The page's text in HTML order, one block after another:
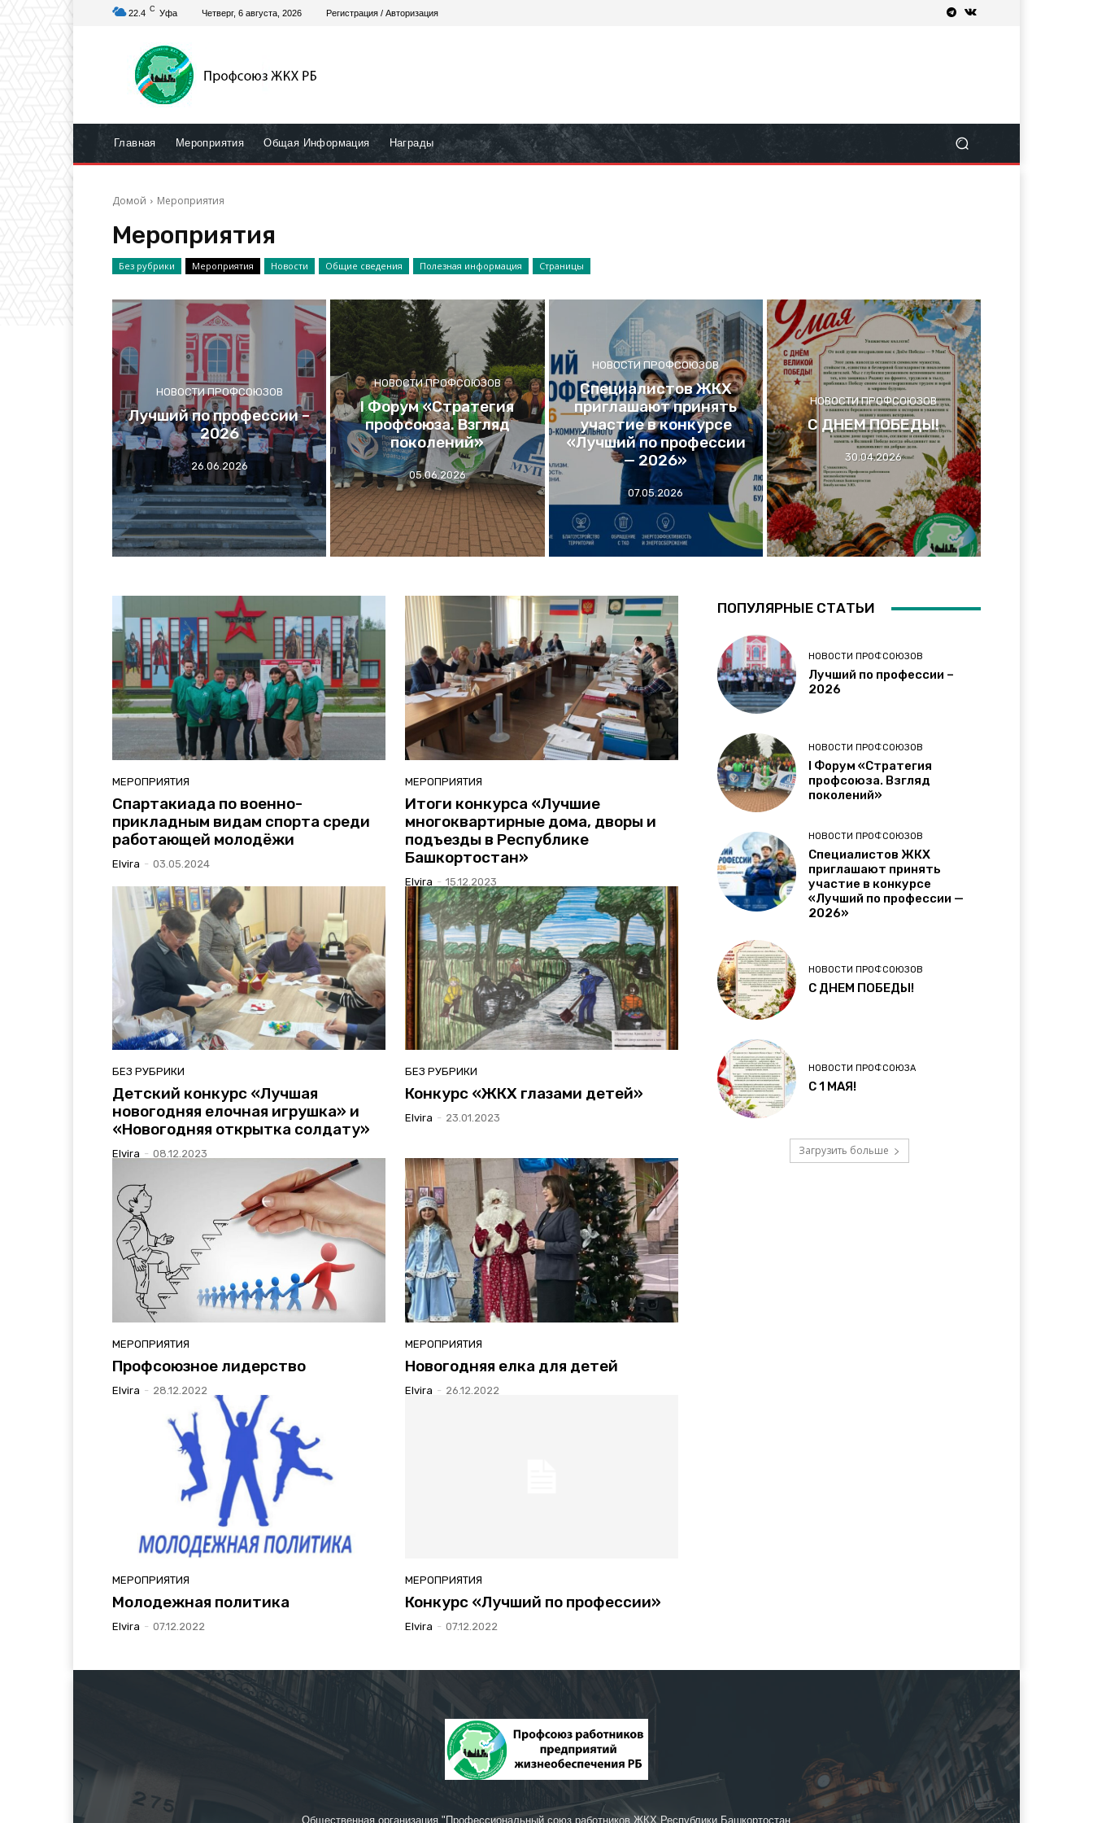
22.4 C Уфа Четверг, 6 августа, 2026 Регистрация / Авторизация
Главная Мероприятия Общая Информация Награды
Домой Мероприятия
Мероприятия
Без рубрики Мероприятия Новости Общие сведения Полезная информация Страницы
НОВОСТИ ПРОФСОЮЗОВ
Лучший по профессии –
2026
26.06.2026
НОВОСТИ ПРОФСОЮЗОВ
I Форум «Стратегия
профсоюза. Взгляд
поколений»
05.06.2026
НОВОСТИ ПРОФСОЮЗОВ
Специалистов ЖКХ
приглашают принять
участие в конкурсе
«Лучший по профессии
— 2026»
07.05.2026
НОВОСТИ ПРОФСОЮЗОВ
С ДНЕМ ПОБЕДЫ!
30.04.2026
МЕРОПРИЯТИЯ
Спартакиада по военно-
прикладным видам спорта среди
работающей молодёжи
Elvira - 03.05.2024
МЕРОПРИЯТИЯ
Итоги конкурса «Лучшие
многоквартирные дома, дворы и
подъезды в Республике
Башкортостан»
Elvira - 15.12.2023
БЕЗ РУБРИКИ
Детский конкурс «Лучшая
новогодняя елочная игрушка» и
«Новогодняя открытка солдату»
Elvira - 08.12.2023
БЕЗ РУБРИКИ
Конкурс «ЖКХ глазами детей»
Elvira - 23.01.2023
МЕРОПРИЯТИЯ
Профсоюзное лидерство
Elvira - 28.12.2022
МЕРОПРИЯТИЯ
Новогодняя елка для детей
Elvira - 26.12.2022
МЕРОПРИЯТИЯ
Молодежная политика
Elvira - 07.12.2022
МЕРОПРИЯТИЯ
Конкурс «Лучший по профессии»
Elvira - 07.12.2022
ПОПУЛЯРНЫЕ СТАТЬИ
НОВОСТИ ПРОФСОЮЗОВ
Лучший по профессии –
2026
НОВОСТИ ПРОФСОЮЗОВ
I Форум «Стратегия
профсоюза. Взгляд
поколений»
НОВОСТИ ПРОФСОЮЗОВ
Специалистов ЖКХ
приглашают принять
участие в конкурсе
«Лучший по профессии —
2026»
НОВОСТИ ПРОФСОЮЗОВ
С ДНЕМ ПОБЕДЫ!
НОВОСТИ ПРОФСОЮЗА
C 1 МАЯ!
Загрузить больше
Общественная организация "Профессиональный союз работников ЖКХ Республики Башкортостан